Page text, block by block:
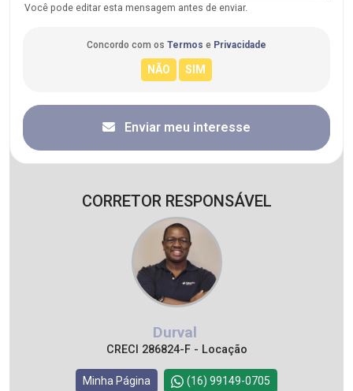
Você pode editar esta mensagem antes de enviar.
Concordo com os Termos e Privacidade
Enviar meu interesse
CORRETOR RESPONSÁVEL
Durval
CRECI 286824-F - Locação
Minha Página (16) 99149-0705